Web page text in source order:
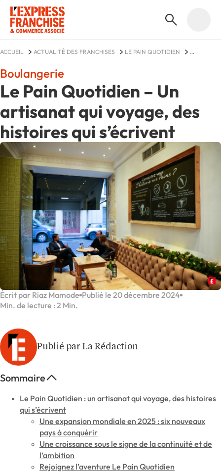
ACCUEIL ACTUALITÉ DES FRANCHISES
LE PAIN QUOTIDIEN
Le Pain Quotidien – Un
artisanat qui voyage, des
histoires qui s’écrivent
Boulangerie
Écrit par Riaz Mamode Publié le 20 décembre 2024
Min. de lecture : 2 Min.
Publié par La Rédaction
Sommaire
Le Pain Quotidien : un artisanat qui voyage, des histoires
qui s’écrivent
Une expansion mondiale en 2025 : six nouveaux
pays à conquérir
Une croissance sous le signe de la continuité et de
l’ambition
Rejoignez l’aventure Le Pain Quotidien